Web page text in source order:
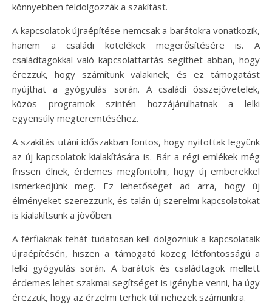
könnyebben feldolgozzák a szakítást.
A kapcsolatok újraépítése nemcsak a barátokra vonatkozik,
hanem a családi kötelékek megerősítésére is. A
családtagokkal való kapcsolattartás segíthet abban, hogy
érezzük, hogy számítunk valakinek, és ez támogatást
nyújthat a gyógyulás során. A családi összejövetelek,
közös programok szintén hozzájárulhatnak a lelki
egyensúly megteremtéséhez.
A szakítás utáni időszakban fontos, hogy nyitottak legyünk
az új kapcsolatok kialakítására is. Bár a régi emlékek még
frissen élnek, érdemes megfontolni, hogy új emberekkel
ismerkedjünk meg. Ez lehetőséget ad arra, hogy új
élményeket szerezzünk, és talán új szerelmi kapcsolatokat
is kialakítsunk a jövőben.
A férfiaknak tehát tudatosan kell dolgozniuk a kapcsolataik
újraépítésén, hiszen a támogató közeg létfontosságú a
lelki gyógyulás során. A barátok és családtagok mellett
érdemes lehet szakmai segítséget is igénybe venni, ha úgy
érezzük, hogy az érzelmi terhek túl nehezek számunkra.